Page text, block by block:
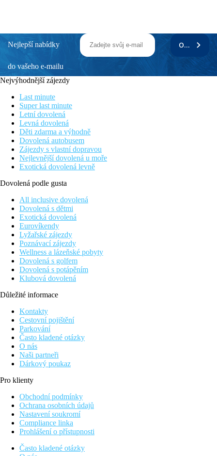
Nejlepší nabídky
do vašeho e-mailu
ODEBÍRAT
Nejvýhodnější zájezdy
Last minute
Super last minute
Letní dovolená
Levná dovolená
Děti zdarma a výhodně
Dovolená autobusem
Zájezdy s vlastní dopravou
Nejlevnější dovolená u moře
Exotická dovolená levně
Dovolená podle gusta
All inclusive dovolená
Dovolená s dětmi
Exotická dovolená
Eurovíkendy
Lyžařské zájezdy
Poznávací zájezdy
Wellness a lázeňské pobyty
Dovolená s golfem
Dovolená s potápěním
Klubová dovolená
Důležité informace
Kontakty
Cestovní pojištění
Parkování
Často kladené otázky
O nás
Naši partneři
Dárkový poukaz
Pro klienty
Obchodní podmínky
Ochrana osobních údajů
Nastavení soukromí
Compliance linka
Prohlášení o přístupnosti
Často kladené otázky